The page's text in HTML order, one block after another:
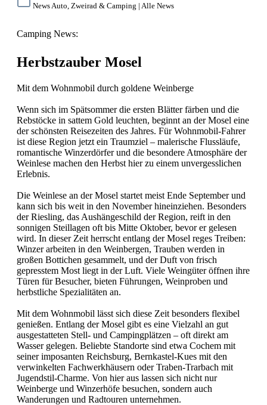
News Auto, Zweirad & Camping | Alle News
Camping News:
Herbstzauber Mosel
Mit dem Wohnmobil durch goldene Weinberge
Wenn sich im Spätsommer die ersten Blätter färben und die
Rebstöcke in sattem Gold leuchten, beginnt an der Mosel eine
der schönsten Reisezeiten des Jahres. Für Wohnmobil-Fahrer
ist diese Region jetzt ein Traumziel – malerische Flussläufe,
romantische Winzerdörfer und die besondere Atmosphäre der
Weinlese machen den Herbst hier zu einem unvergesslichen
Erlebnis.
Die Weinlese an der Mosel startet meist Ende September und
kann sich bis weit in den November hineinziehen. Besonders
der Riesling, das Aushängeschild der Region, reift in den
sonnigen Steillagen oft bis Mitte Oktober, bevor er gelesen
wird. In dieser Zeit herrscht entlang der Mosel reges Treiben:
Winzer arbeiten in den Weinbergen, Trauben werden in
großen Bottichen gesammelt, und der Duft von frisch
gepresstem Most liegt in der Luft. Viele Weingüter öffnen ihre
Türen für Besucher, bieten Führungen, Weinproben und
herbstliche Spezialitäten an.
Mit dem Wohnmobil lässt sich diese Zeit besonders flexibel
genießen. Entlang der Mosel gibt es eine Vielzahl an gut
ausgestatteten Stell- und Campingplätzen – oft direkt am
Wasser gelegen. Beliebte Standorte sind etwa Cochem mit
seiner imposanten Reichsburg, Bernkastel-Kues mit den
verwinkelten Fachwerkhäusern oder Traben-Trarbach mit
Jugendstil-Charme. Von hier aus lassen sich nicht nur
Weinberge und Winzerhöfe besuchen, sondern auch
Wanderungen und Radtouren unternehmen.